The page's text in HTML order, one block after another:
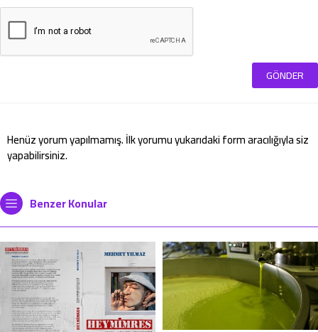
Henüz yorum yapılmamış. İlk yorumu yukarıdaki form aracılığıyla siz
yapabilirsiniz.
Benzer Konular